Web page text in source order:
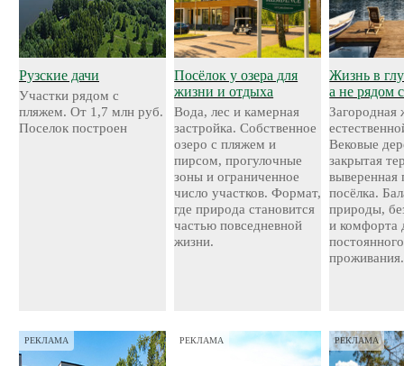
Рузские дачи
Участки рядом с
пляжем. От 1,7 млн руб.
Поселок построен
Посёлок у озера для
жизни и отдыха
Вода, лес и камерная
застройка. Собственное
озеро с пляжем и
пирсом, прогулочные
зоны и ограниченное
число участков. Формат,
где природа становится
частью повседневной
жизни.
Жизнь в
а не рядом
Загородная
Вековые
закрытая
выверенная
посёлка.
природы,
и комфорта
постоянного
проживания.
РЕКЛАМА РЕКЛАМА РЕКЛАМА